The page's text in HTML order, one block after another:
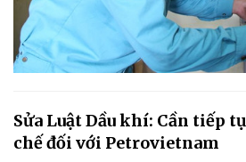
Sửa Luật Dầu khí: Cần tiếp
chế đối với Petrovietnam